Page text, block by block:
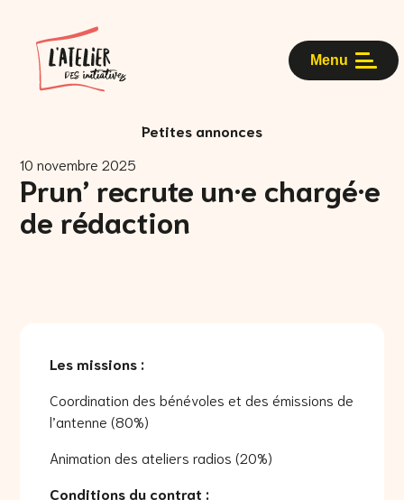
Menu
Petites annonces
10 novembre 2025
Prun’ recrute un·e chargé·e
de rédaction
Les missions :
Coordination des bénévoles et des émissions de
l’antenne (80%)
Animation des ateliers radios (20%)
Conditions du contrat :